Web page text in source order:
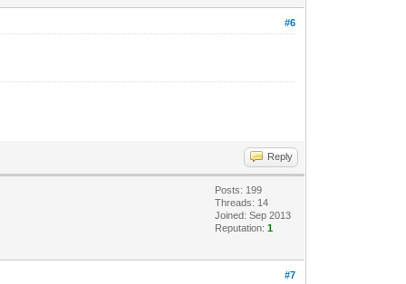
#6
Reply
Posts: 199
Threads: 14
Joined: Sep 2013
Reputation:1
#7